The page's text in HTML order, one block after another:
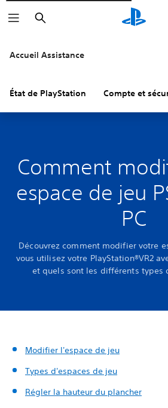
Rechercher
Accueil Assistance
État de PlayStation Compte et
Comment
espace de jeu
PC
Découvrez comment modifier votre
vous utilisez votre PlayStation®VR2
et quels sont les différents types
Modifier l'espace de jeu
Types d'espaces de jeu
Régler la hauteur du plancher